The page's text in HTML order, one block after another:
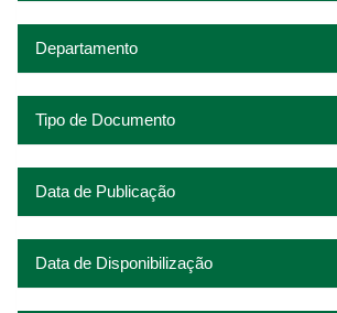
Departamento
Tipo de Documento
Data de Publicação
Data de Disponibilização